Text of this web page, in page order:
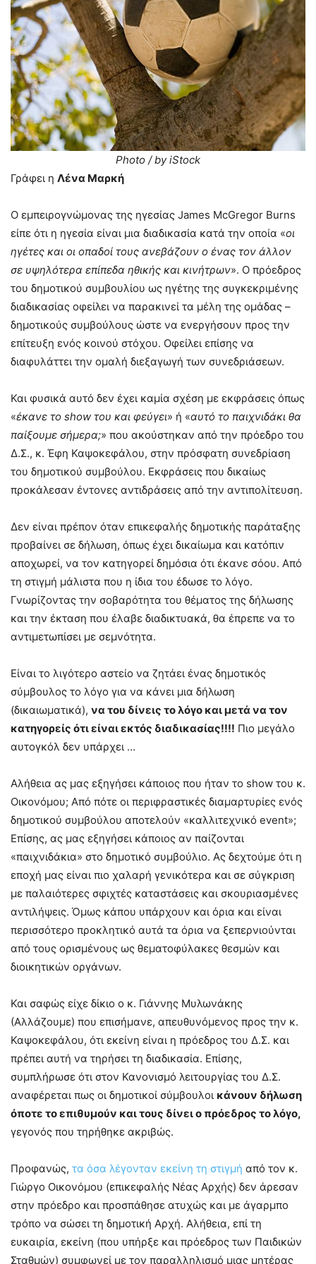
Photo / by iStock
Γράφει η Λένα Μαρκή
Ο εμπειρογνώμονας της ηγεσίας James McGregor Burns
είπε ότι η ηγεσία είναι μια διαδικασία κατά την οποία «οι
ηγέτες και οι οπαδοί τους ανεβάζουν ο ένας τον άλλον
σε υψηλότερα επίπεδα ηθικής και κινήτρων». Ο πρόεδρος
του δημοτικού συμβουλίου ως ηγέτης της συγκεκριμένης
διαδικασίας οφείλει να παρακινεί τα μέλη της ομάδας –
δημοτικούς συμβούλους ώστε να ενεργήσουν προς την
επίτευξη ενός κοινού στόχου. Οφείλει επίσης να
διαφυλάττει την ομαλή διεξαγωγή των συνεδριάσεων.
Και φυσικά αυτό δεν έχει καμία σχέση με εκφράσεις όπως
«έκανε το show του και φεύγει» ή «αυτό το παιχνιδάκι θα
παίξουμε σήμερα;» που ακούστηκαν από την πρόεδρο του
Δ.Σ., κ. Έφη Καψοκεφάλου, στην πρόσφατη συνεδρίαση
του δημοτικού συμβούλου. Εκφράσεις που δικαίως
προκάλεσαν έντονες αντιδράσεις από την αντιπολίτευση.
Δεν είναι πρέπον όταν επικεφαλής δημοτικής παράταξης
προβαίνει σε δήλωση, όπως έχει δικαίωμα και κατόπιν
αποχωρεί, να τον κατηγορεί δημόσια ότι έκανε σόου. Από
τη στιγμή μάλιστα που η ίδια του έδωσε το λόγο.
Γνωρίζοντας την σοβαρότητα του θέματος της δήλωσης
και την έκταση που έλαβε διαδικτυακά, θα έπρεπε να το
αντιμετωπίσει με σεμνότητα.
Είναι το λιγότερο αστείο να ζητάει ένας δημοτικός
σύμβουλος το λόγο για να κάνει μια δήλωση
(δικαιωματικά), να του δίνεις το λόγο και μετά να τον
κατηγορείς ότι είναι εκτός διαδικασίας!!!! Πιο μεγάλο
αυτογκόλ δεν υπάρχει …
Αλήθεια ας μας εξηγήσει κάποιος που ήταν το show του κ.
Οικονόμου; Από πότε οι περιφραστικές διαμαρτυρίες ενός
δημοτικού συμβούλου αποτελούν «καλλιτεχνικό event»;
Επίσης, ας μας εξηγήσει κάποιος αν παίζονται
«παιχνιδάκια» στο δημοτικό συμβούλιο. Ας δεχτούμε ότι η
εποχή μας είναι πιο χαλαρή γενικότερα και σε σύγκριση
με παλαιότερες σφιχτές καταστάσεις και σκουριασμένες
αντιλήψεις. Όμως κάπου υπάρχουν και όρια και είναι
περισσότερο προκλητικό αυτά τα όρια να ξεπερνιούνται
από τους ορισμένους ως θεματοφύλακες θεσμών και
διοικητικών οργάνων.
Και σαφώς είχε δίκιο ο κ. Γιάννης Μυλωνάκης
(Αλλάζουμε) που επισήμανε, απευθυνόμενος προς την κ.
Καψοκεφάλου, ότι εκείνη είναι η πρόεδρος του Δ.Σ. και
πρέπει αυτή να τηρήσει τη διαδικασία. Επίσης,
συμπλήρωσε ότι στον Κανονισμό λειτουργίας του Δ.Σ.
αναφέρεται πως οι δημοτικοί σύμβουλοι κάνουν δήλωση
όποτε το επιθυμούν και τους δίνει ο πρόεδρος το λόγο,
γεγονός που τηρήθηκε ακριβώς.
Προφανώς, τα όσα λέγονταν εκείνη τη στιγμή από τον κ.
Γιώργο Οικονόμου (επικεφαλής Νέας Αρχής) δεν άρεσαν
στην πρόεδρο και προσπάθησε ατυχώς και με άγαρμπο
τρόπο να σώσει τη δημοτική Αρχή. Αλήθεια, επί τη
ευκαιρία, εκείνη (που υπήρξε και πρόεδρος των Παιδικών
Σταθμών) συμφωνεί με τον παραλληλισμό μιας μητέρας